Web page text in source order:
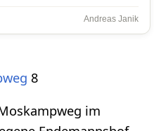
Andreas Janik
8
im